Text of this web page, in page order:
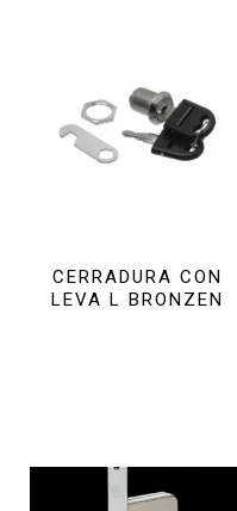
CERRADURA CON
LEVA L BRONZEN